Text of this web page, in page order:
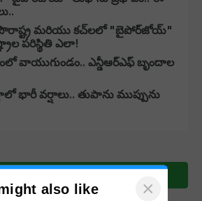
మరియు కచ్‌లలో "బైపోర్‌జోయ్"
పరిస్థితి ఎలా!
వాయుగుండం.. ఎన్డీఆర్ఎఫ్ బృందాల
భారీ వర్షాలు.. తుపాను ముప్పును
also like ×